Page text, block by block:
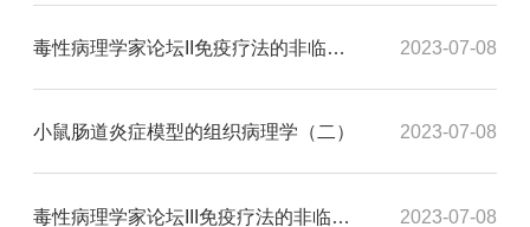
毒性病理学家论坛II免疫疗法的非临床毒性病理学研究中的不良反应的考虑 2023-07-08
小鼠肠道炎症模型的组织病理学（二） 2023-07-08
毒性病理学家论坛III免疫疗法的非临床毒性病理学研究中的不良反应的考虑 2023-07-08